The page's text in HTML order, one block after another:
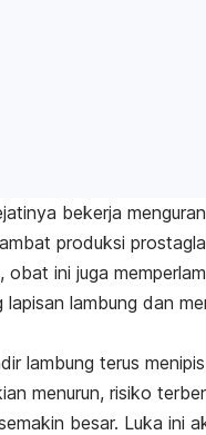
bekerja
produksi
obat ini juga
lapisan lambung dan
lambung terus
menurun, risiko
besar. Luka ini